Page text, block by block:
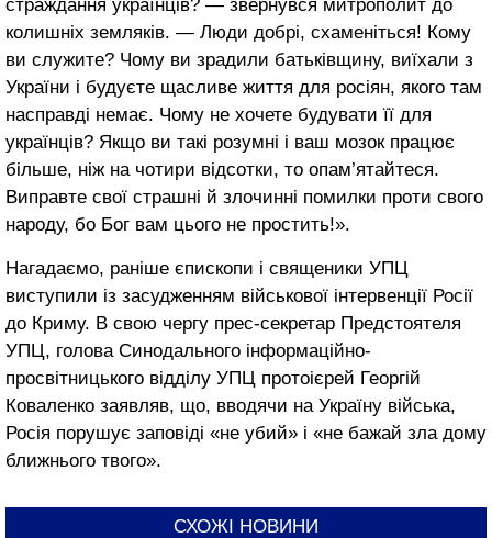
страждання українців? — звернувся митрополит до
колишніх земляків. — Люди добрі, схаменіться! Кому
ви служите? Чому ви зрадили батьківщину, виїхали з
України і будуєте щасливе життя для росіян, якого там
насправді немає. Чому не хочете будувати її для
українців? Якщо ви такі розумні і ваш мозок працює
більше, ніж на чотири відсотки, то опам’ятайтеся.
Виправте свої страшні й злочинні помилки проти свого
народу, бо Бог вам цього не простить!».
Нагадаємо, раніше єпископи і священики УПЦ
виступили із засудженням військової інтервенції Росії
до Криму. В свою чергу прес-секретар Предстоятеля
УПЦ, голова Синодального інформаційно-
просвітницького відділу УПЦ протоієрей Георгій
Коваленко заявляв, що, вводячи на Україну війська,
Росія порушує заповіді «не убий» і «не бажай зла дому
ближнього твого».
СХОЖІ НОВИНИ